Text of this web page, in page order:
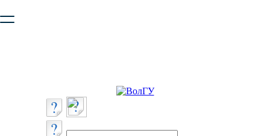
безопасную работу с сайтом. Пожалуйста